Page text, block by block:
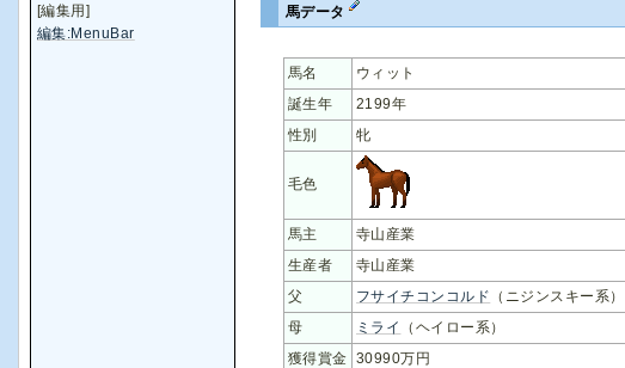
馬データ
馬名
ウィット
誕生年
2199年
性別
牝
毛色
馬主
寺山産業
生産者
寺山産業
父
フサイチコンコルド （ニジンスキー系）
母
ミライ
（ヘイロー系）
獲得賞金 30990万円
[編集用]
編集:MenuBar